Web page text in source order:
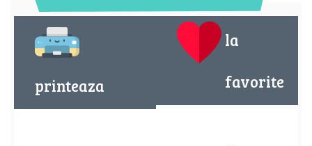
printeaza
la
favorite